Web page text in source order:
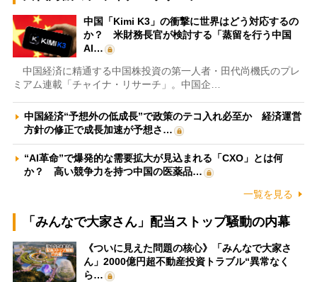
中国「Kimi K3」の衝撃に世界はどう対応するの
か？ 米財務長官が検討する「蒸留を行う中国
AI…
中国経済に精通する中国株投資の第一人者・田代尚機氏のプレ
ミアム連載「チャイナ・リサーチ」。中国企…
中国経済“予想外の低成長”で政策のテコ入れ必至か 経済運営
方針の修正で成長加速が予想さ…
“AI革命”で爆発的な需要拡大が見込まれる「CXO」とは何
か？ 高い競争力を持つ中国の医薬品…
一覧を見る
「みんなで大家さん」配当ストップ騒動の内幕
《ついに見えた問題の核心》「みんなで大家さ
ん」2000億円超不動産投資トラブル“異常なく
ら…